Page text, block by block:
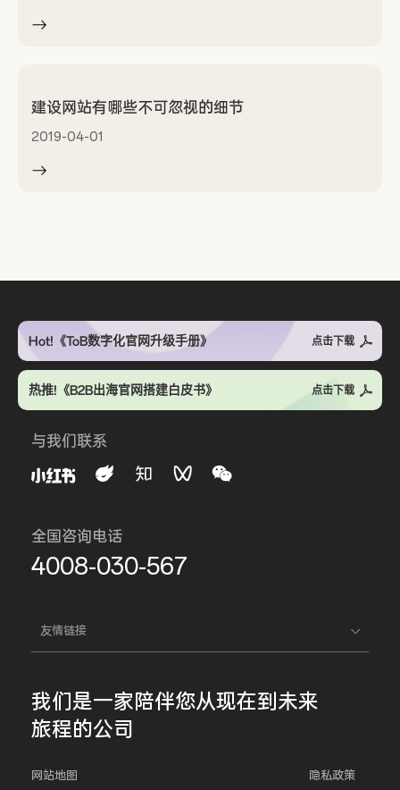
建设网站有哪些不可忽视的细节
2019-04-01
Hot!《ToB数字化官网升级手册》 点击下载
热推!《B2B出海官网搭建白皮书》 点击下载
与我们联系
全国咨询电话
4008-030-567
友情链接
我们是一家陪伴您从现在到未来
旅程的公司
网站地图 隐私政策